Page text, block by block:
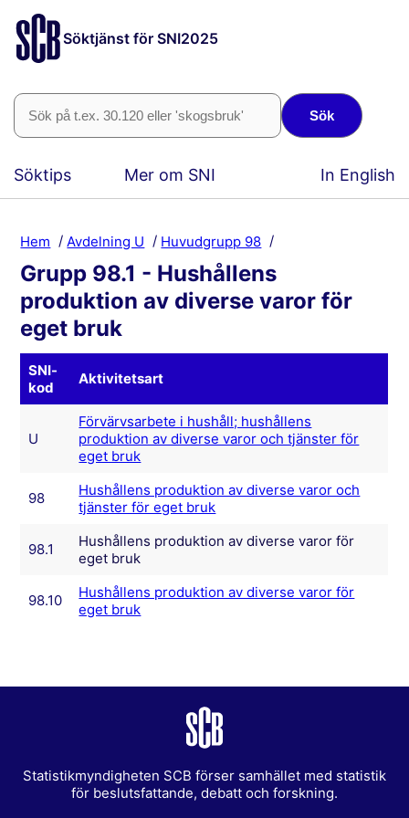
Söktjänst för SNI2025
Sök
Söktips Mer om SNI In English
Hem Avdelning U Huvudgrupp 98
Grupp 98.1 - Hushållens
produktion av diverse varor för
eget bruk
SNI-
kod
Aktivitetsart
U
Förvärvsarbete i hushåll; hushållens
produktion av diverse varor och tjänster för
eget bruk
98
Hushållens produktion av diverse varor och
tjänster för eget bruk
98.1
Hushållens produktion av diverse varor för
eget bruk
98.10
Hushållens produktion av diverse varor för
eget bruk
Statistikmyndigheten SCB förser samhället med statistik
för beslutsfattande, debatt och forskning.